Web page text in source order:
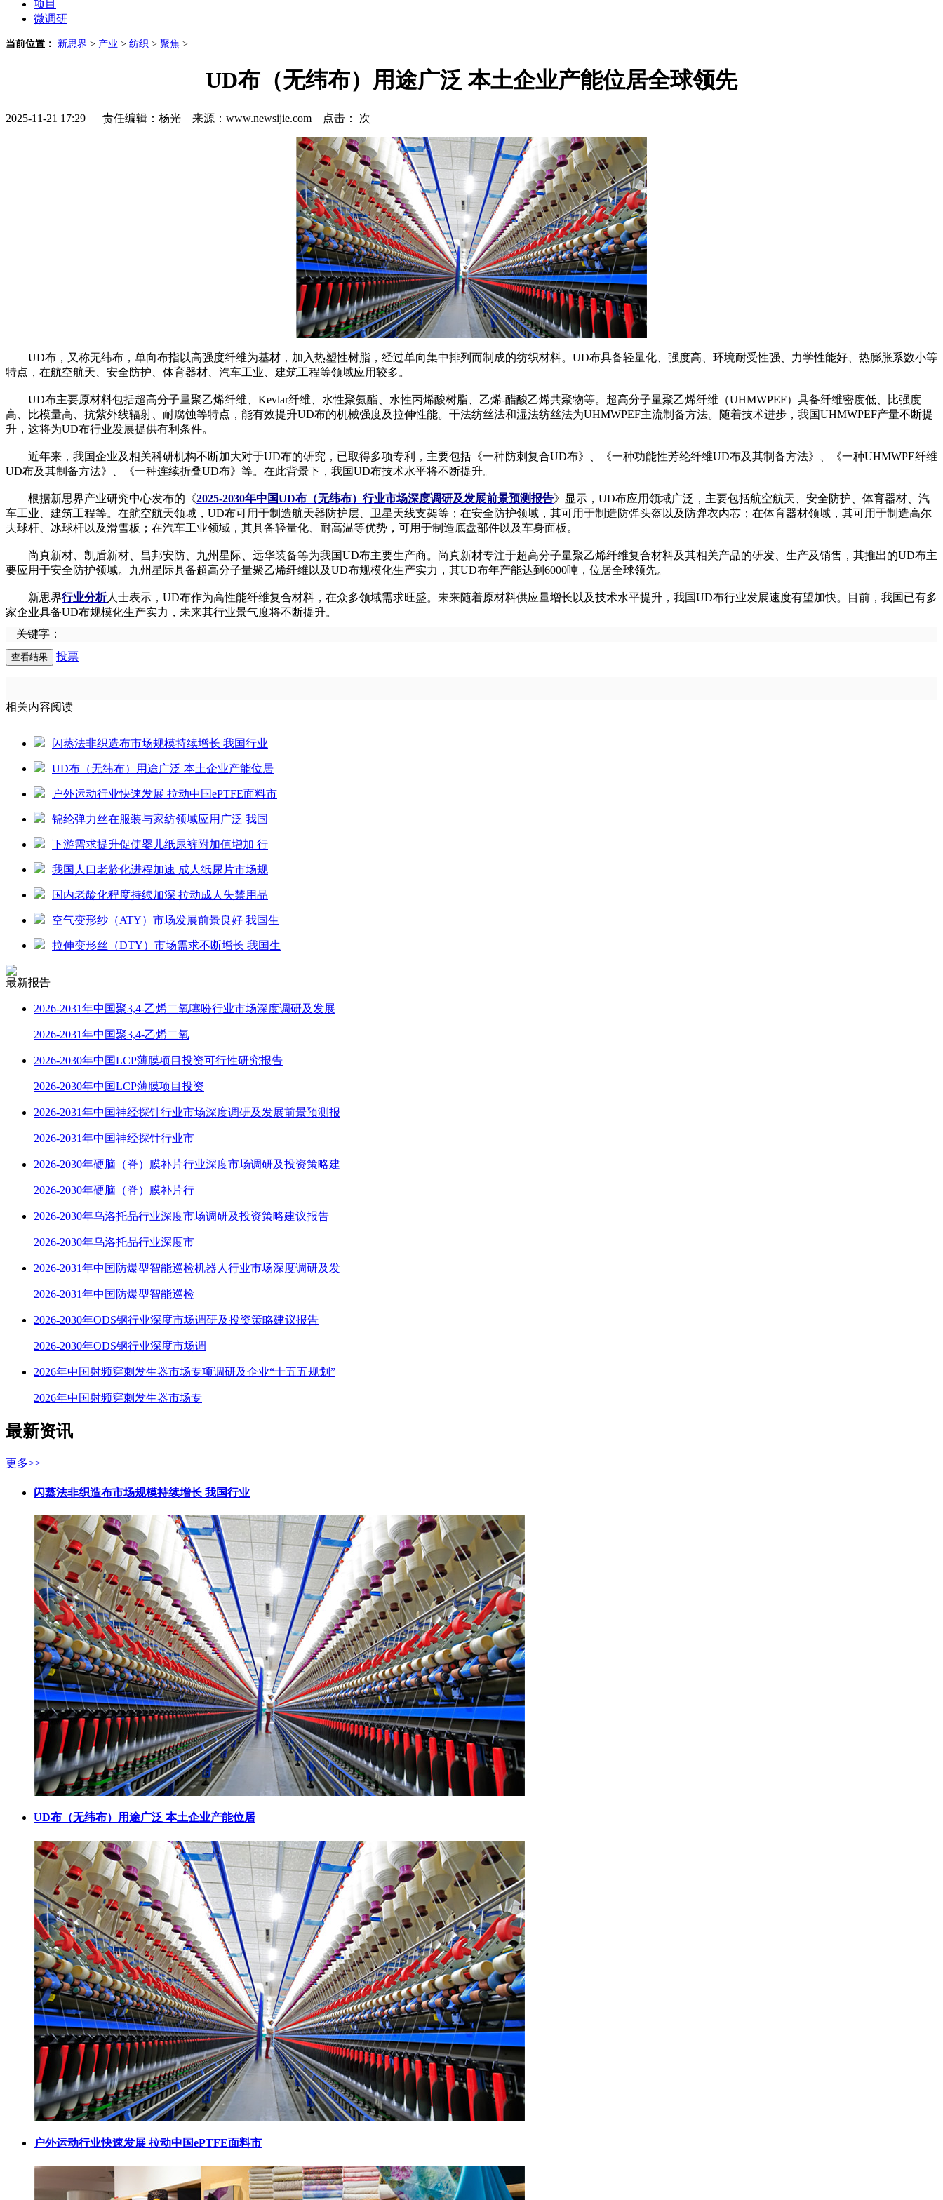
项目
微调研
当前位置： 新思界 > 产业 > 纺织 > 聚焦 >
UD布（无纬布）用途广泛 本土企业产能位居全球领先
2025-11-21 17:29 责任编辑：杨光 来源：www.newsijie.com 点击： 次
UD布，又称无纬布，单向布指以高强度纤维为基材，加入热塑性树脂，经过单向集中排列而制成的纺织材料。UD布具备轻量化、强度高、环境耐受性强、力学性能好、热膨胀系数小等
特点，在航空航天、安全防护、体育器材、汽车工业、建筑工程等领域应用较多。
UD布主要原材料包括超高分子量聚乙烯纤维、Kevlar纤维、水性聚氨酯、水性丙烯酸树脂、乙烯-醋酸乙烯共聚物等。超高分子量聚乙烯纤维（UHMWPEF）具备纤维密度低、比强度
高、比模量高、抗紫外线辐射、耐腐蚀等特点，能有效提升UD布的机械强度及拉伸性能。干法纺丝法和湿法纺丝法为UHMWPEF主流制备方法。随着技术进步，我国UHMWPEF产量不断提
升，这将为UD布行业发展提供有利条件。
近年来，我国企业及相关科研机构不断加大对于UD布的研究，已取得多项专利，主要包括《一种防刺复合UD布》、《一种功能性芳纶纤维UD布及其制备方法》、《一种UHMWPE纤维
UD布及其制备方法》、《一种连续折叠UD布》等。在此背景下，我国UD布技术水平将不断提升。
根据新思界产业研究中心发布的《2025-2030年中国UD布（无纬布）行业市场深度调研及发展前景预测报告》显示，UD布应用领域广泛，主要包括航空航天、安全防护、体育器材、汽
车工业、建筑工程等。在航空航天领域，UD布可用于制造航天器防护层、卫星天线支架等；在安全防护领域，其可用于制造防弹头盔以及防弹衣内芯；在体育器材领域，其可用于制造高尔
夫球杆、冰球杆以及滑雪板；在汽车工业领域，其具备轻量化、耐高温等优势，可用于制造底盘部件以及车身面板。
尚真新材、凯盾新材、昌邦安防、九州星际、远华装备等为我国UD布主要生产商。尚真新材专注于超高分子量聚乙烯纤维复合材料及其相关产品的研发、生产及销售，其推出的UD布主
要应用于安全防护领域。九州星际具备超高分子量聚乙烯纤维以及UD布规模化生产实力，其UD布年产能达到6000吨，位居全球领先。
新思界行业分析人士表示，UD布作为高性能纤维复合材料，在众多领域需求旺盛。未来随着原材料供应量增长以及技术水平提升，我国UD布行业发展速度有望加快。目前，我国已有多
家企业具备UD布规模化生产实力，未来其行业景气度将不断提升。
关键字：
投票
相关内容阅读
闪蒸法非织造布市场规模持续增长 我国行业
UD布（无纬布）用途广泛 本土企业产能位居
户外运动行业快速发展 拉动中国ePTFE面料市
锦纶弹力丝在服装与家纺领域应用广泛 我国
下游需求提升促使婴儿纸尿裤附加值增加 行
我国人口老龄化进程加速 成人纸尿片市场规
国内老龄化程度持续加深 拉动成人失禁用品
空气变形纱（ATY）市场发展前景良好 我国生
拉伸变形丝（DTY）市场需求不断增长 我国生
最新报告
2026-2031年中国聚3,4-乙烯二氧噻吩行业市场深度调研及发展
2026-2031年中国聚3,4-乙烯二氧
2026-2030年中国LCP薄膜项目投资可行性研究报告
2026-2030年中国LCP薄膜项目投资
2026-2031年中国神经探针行业市场深度调研及发展前景预测报
2026-2031年中国神经探针行业市
2026-2030年硬脑（脊）膜补片行业深度市场调研及投资策略建
2026-2030年硬脑（脊）膜补片行
2026-2030年乌洛托品行业深度市场调研及投资策略建议报告
2026-2030年乌洛托品行业深度市
2026-2031年中国防爆型智能巡检机器人行业市场深度调研及发
2026-2031年中国防爆型智能巡检
2026-2030年ODS钢行业深度市场调研及投资策略建议报告
2026-2030年ODS钢行业深度市场调
2026年中国射频穿刺发生器市场专项调研及企业“十五五规划”
2026年中国射频穿刺发生器市场专
最新资讯
更多>>
闪蒸法非织造布市场规模持续增长 我国行业
UD布（无纬布）用途广泛 本土企业产能位居
户外运动行业快速发展 拉动中国ePTFE面料市